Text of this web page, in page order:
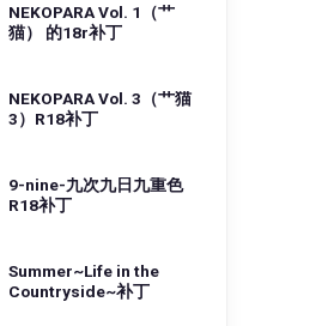
NEKOPARA Vol. 1（艹
猫） 的18r补丁
NEKOPARA Vol. 3（艹猫
3）R18补丁
9-nine-九次九日九重色
R18补丁
Summer~Life in the
Countryside~补丁